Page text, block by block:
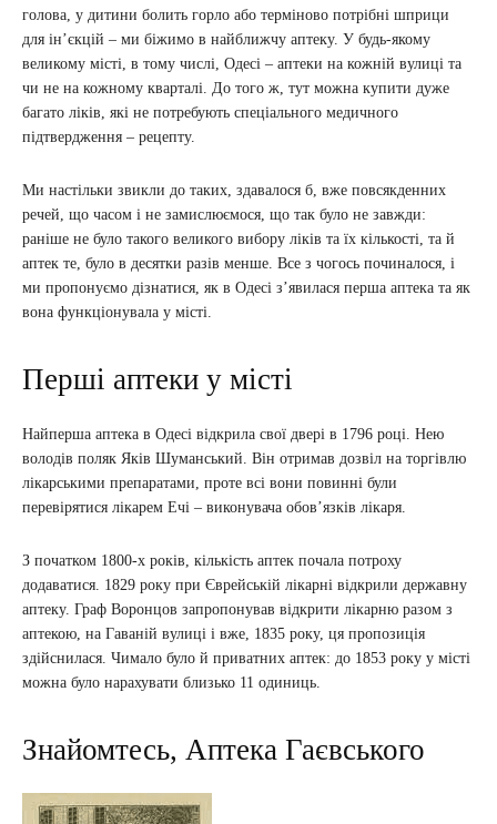
голова, у дитини болить горло або терміново потрібні шприци
для ін’єкцій – ми біжимо в найближчу аптеку. У будь-якому
великому місті, в тому числі, Одесі – аптеки на кожній вулиці та
чи не на кожному кварталі. До того ж, тут можна купити дуже
багато ліків, які не потребують спеціального медичного
підтвердження – рецепту.
Ми настільки звикли до таких, здавалося б, вже повсякденних
речей, що часом і не замислюємося, що так було не завжди:
раніше не було такого великого вибору ліків та їх кількості, та й
аптек те, було в десятки разів менше. Все з чогось починалося, і
ми пропонуємо дізнатися, як в Одесі з’явилася перша аптека та як
вона функціонувала у місті.
Перші аптеки у місті
Найперша аптека в Одесі відкрила свої двері в 1796 році. Нею
володів поляк Яків Шуманський. Він отримав дозвіл на торгівлю
лікарськими препаратами, проте всі вони повинні були
перевірятися лікарем Ечі – виконувача обов’язків лікаря.
З початком 1800-х років, кількість аптек почала потроху
додаватися. 1829 року при Єврейській лікарні відкрили державну
аптеку. Граф Воронцов запропонував відкрити лікарню разом з
аптекою, на Гаваній вулиці і вже, 1835 року, ця пропозиція
здійснилася. Чимало було й приватних аптек: до 1853 року у місті
можна було нарахувати близько 11 одиниць.
Знайомтесь, Аптека Гаєвського